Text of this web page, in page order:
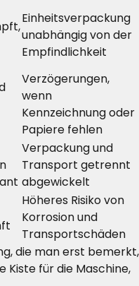
Einheitsverpackung
unabhängig von der
Empfindlichkeit
Verzögerungen,
wenn
Kennzeichnung oder
Papiere fehlen
Verpackung und
Transport getrennt
abgewickelt
Höheres Risiko von
Korrosion und
Transportschäden
die man erst bemerkt,
Kiste für die Maschine,